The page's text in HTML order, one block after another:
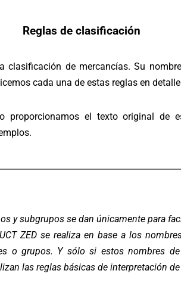
Reglas de clasificación
clasificación de mercancías. Su
cada una de estas reglas en
proporcionamos el texto original de
y subgrupos se dan únicamente para
ZED se realiza en base a los
o grupos. Y sólo si estos nombres
las reglas básicas de interpretación de